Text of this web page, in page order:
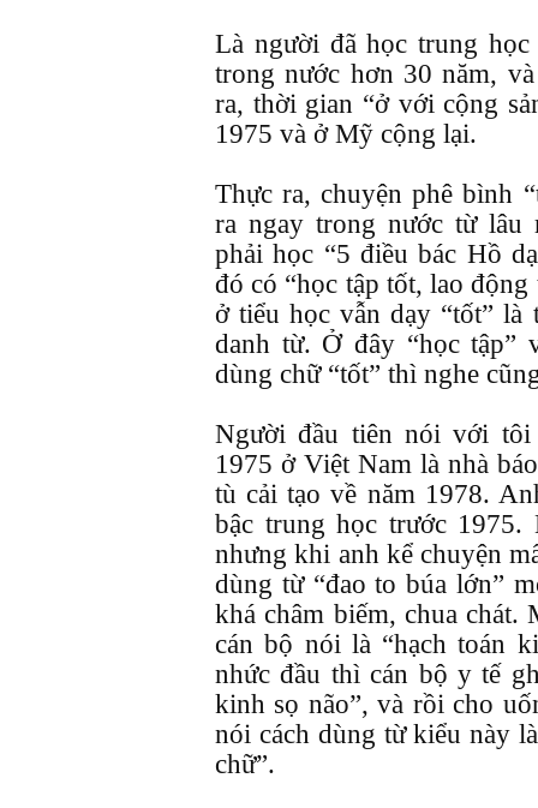
Là người đã học trung
trong nước hơn 30 năm,
ra, thời gian “ở với cộng
1975 và ở Mỹ cộng lại.
Thực ra, chuyện phê bình
ra ngay trong nước từ
phải học “5 điều bác Hồ
đó có “học tập tốt, lao
ở tiểu học vẫn dạy “tốt”
danh từ. Ở đây “học tập”
dùng chữ “tốt” thì nghe
Người đầu tiên nói với tôi
1975 ở Việt Nam là nhà
tù cải tạo về năm 1978.
bậc trung học trước
nhưng khi anh kể chuyện
dùng từ “đao to búa lớn”
khá châm biếm, chua
cán bộ nói là “hạch toán
nhức đầu thì cán bộ y tế
kinh sọ não”, và rồi cho
nói cách dùng từ kiểu này
chữ”.